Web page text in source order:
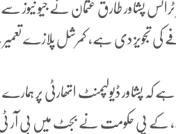
ٹرانس پشاور طارق عثمان نے جیو
کی تجویز دی ہے، کمرشل پلازے
ہے کہ پشاور ڈیولپمنٹ اتھارٹی پر
حکومت نے بجٹ میں بی آر ٹی کے لیے سبسڈی کی